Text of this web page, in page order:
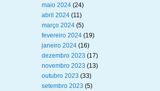
maio 2024 (24)
abril 2024 (11)
março 2024 (5)
fevereiro 2024 (19)
janeiro 2024 (16)
dezembro 2023 (17)
novembro 2023 (13)
outubro 2023 (33)
setembro 2023 (5)